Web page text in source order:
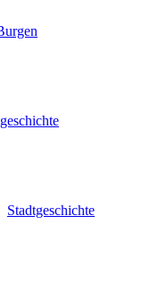
Stadtgeschichte